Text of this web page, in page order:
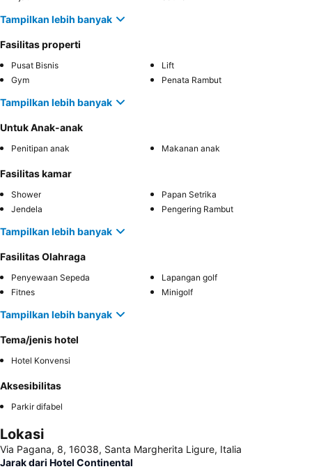
Tampilkan lebih banyak
Fasilitas properti
Pusat Bisnis
Lift
Gym
Penata Rambut
Tampilkan lebih banyak
Untuk Anak-anak
Penitipan anak Makanan anak
Fasilitas kamar
Shower
Papan Setrika
Jendela
Pengering Rambut
Tampilkan lebih banyak
Fasilitas Olahraga
Penyewaan Sepeda
Lapangan golf
Fitnes
Minigolf
Tampilkan lebih banyak
Tema/jenis hotel
Hotel Konvensi
Aksesibilitas
Parkir difabel
Lokasi
Via Pagana, 8, 16038, Santa Margherita Ligure, Italia
Jarak dari Hotel Continental